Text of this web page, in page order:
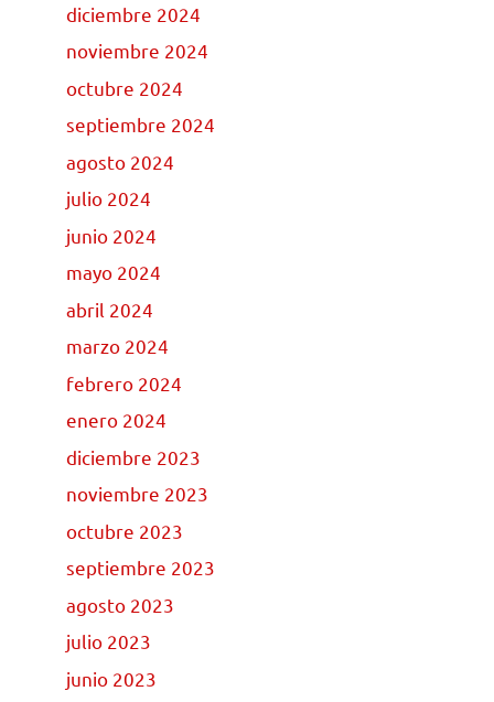
diciembre 2024
noviembre 2024
octubre 2024
septiembre 2024
agosto 2024
julio 2024
junio 2024
mayo 2024
abril 2024
marzo 2024
febrero 2024
enero 2024
diciembre 2023
noviembre 2023
octubre 2023
septiembre 2023
agosto 2023
julio 2023
junio 2023